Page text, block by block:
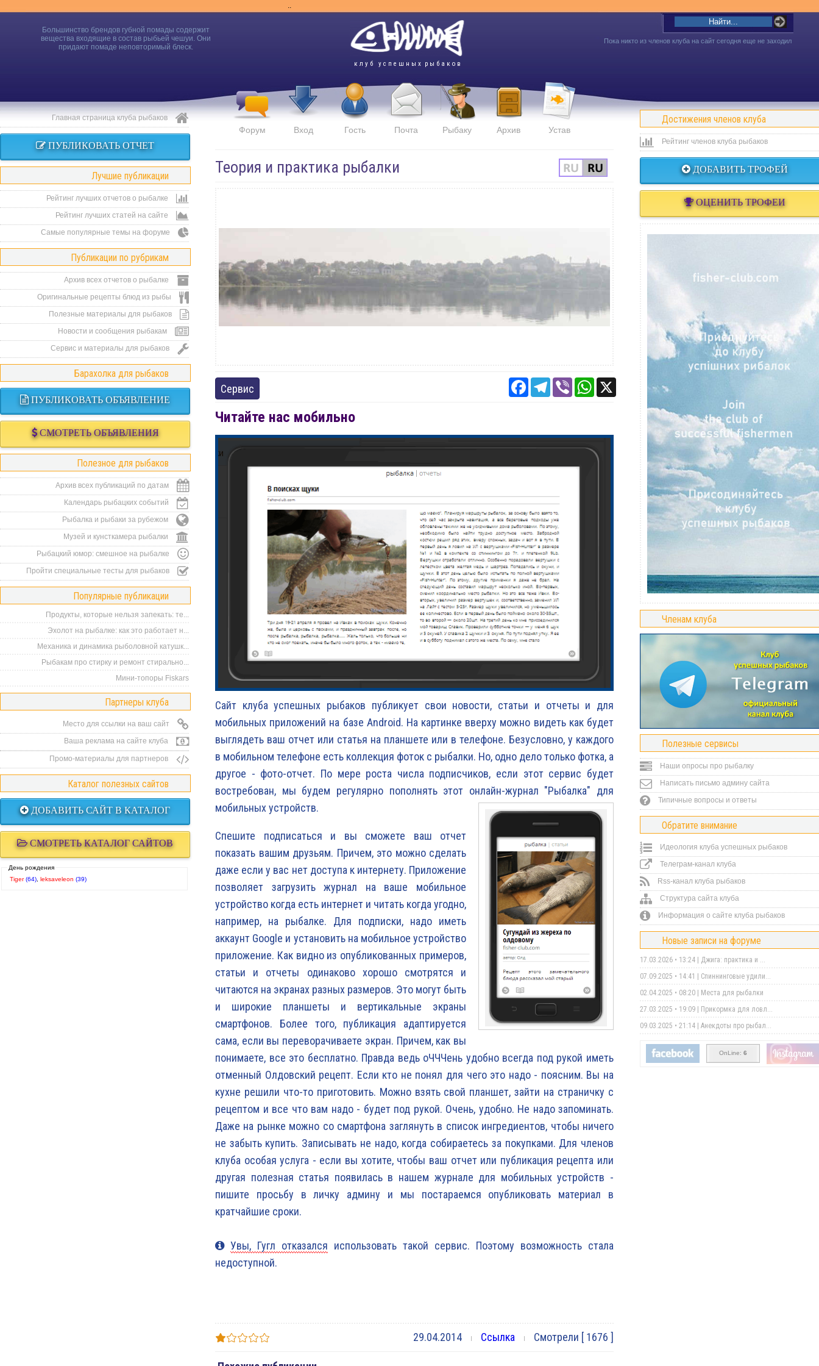
..
Большинство брендов губной помады содержит
вещества входящие в состав рыбьей чешуи. Они
придают помаде неповторимый блеск.
к л у б у с п е ш н ы х р ы б а к о в
Форум Вход Гость Почта Рыбаку Архив Устав
Пока никто из членов клуба на сайт сегодня еще не заходил
Главная страница клуба рыбаков
ПУБЛИКОВАТЬ ОТЧЕТ
Лучшие публикации
Рейтинг лучших отчетов о рыбалке
Рейтинг лучших статей на сайте
Самые популярные темы на форуме
Публикации по рубрикам
Архив всех отчетов о рыбалке
Оригинальные рецепты блюд из рыбы
Полезные материалы для рыбаков
Новости и сообщения рыбакам
Сервис и материалы для рыбаков
Барахолка для рыбаков
ПУБЛИКОВАТЬ ОБЪЯВЛЕНИЕ
СМОТРЕТЬ ОБЪЯВЛЕНИЯ
Полезное для рыбаков
Архив всех публикаций по датам
Календарь рыбацких событий
Рыбалка и рыбаки за рубежом
Музей и кунсткамера рыбалки
Рыбацкий юмор: смешное на рыбалке
Пройти специальные тесты для рыбаков
Популярные публикации
Продукты, которые нельзя запекать: те...
Эхолот на рыбалке: как это работает н...
Механика и динамика рыболовной катушк...
Рыбакам про стирку и ремонт стирально...
Мини-топоры Fiskars
Партнеры клуба
Место для ссылки на ваш сайт
Ваша реклама на сайте клуба
Промо-материалы для партнеров
Каталог полезных сайтов
ДОБАВИТЬ САЙТ В КАТАЛОГ
СМОТРЕТЬ КАТАЛОГ САЙТОВ
День рождения
Tiger (64) leksaveleon (39)
Теория и практика рыбалки
Сервис
FacebookTelegram
ViberWhatsApp
Читайте нас мобильно
Сайт клуба успешных рыбаков публикует свои новости, статьи и отчеты и для
мобильных приложений на базе Android. На картинке вверху можно видеть как будет
выглядеть ваш отчет или статья на планшете или в телефоне. Безусловно, у каждого
в мобильном телефоне есть коллекция фоток с рыбалки. Но, одно дело только фотка, а
другое - фото-отчет. По мере роста числа подписчиков, если этот сервис будет
востребован, мы будем регулярно пополнять этот онлайн-журнал "Рыбалка" для
мобильных устройств.
Спешите подписаться и вы сможете ваш отчет
показать вашим друзьям. Причем, это можно сделать
даже если у вас нет доступа к интернету. Приложение
позволяет загрузить журнал на ваше мобильное
устройство когда есть интернет и читать когда угодно,
например, на рыбалке. Для подписки, надо иметь
аккаунт Google и установить на мобильное устройство
приложение. Как видно из опубликованных примеров,
статьи и отчеты одинаково хорошо смотрятся и
читаются на экранах разных размеров. Это могут быть
и широкие планшеты и вертикальные экраны
смартфонов. Более того, публикация адаптируется
сама, если вы переворачиваете экран. Причем, как вы
понимаете, все это бесплатно. Правда ведь оЧЧЧень удобно всегда под рукой иметь
отменный Олдовский рецепт. Если кто не понял для чего это надо - поясним. Вы на
кухне решили что-то приготовить. Можно взять свой планшет, зайти на страничку с
рецептом и все что вам надо - будет под рукой. Очень, удобно. Не надо запоминать.
Даже на рынке можно со смартфона заглянуть в список ингредиентов, чтобы ничего
не забыть купить. Записывать не надо, когда собираетесь за покупками. Для членов
клуба особая услуга - если вы хотите, чтобы ваш отчет или публикация рецепта или
другая полезная статья появилась в нашем журнале для мобильных устройств -
пишите просьбу в личку админу и мы постараемся опубликовать материал в
кратчайшие сроки.
Увы, Гугл отказался использовать такой сервис. Поэтому возможность стала
недоступной.
29.04.2014 Ссылка Смотрели [ 1676 ]
Достижения членов клуба
Рейтинг членов клуба рыбаков
ДОБАВИТЬ ТРОФЕЙ
ОЦЕНИТЬ ТРОФЕИ
Членам клуба
Полезные сервисы
Наши опросы про рыбалку
Написать письмо админу сайта
Типичные вопросы и ответы
Обратите внимание
Идеология клуба успешных рыбаков
Телеграм-канал клуба
Rss-канал клуба рыбаков
Структура сайта клуба
Информация о сайте клуба рыбаков
Новые записи на форуме
17.03.2026 • 13:24 | Джига: практика и ...
07.09.2025 • 14:41 | Спиннинговые удили...
02.04.2025 • 08:20 |
Места для рыбалки
27.03.2025 • 19:09 |
Прикормка для ловл...
09.03.2025 • 21:14 | Анекдоты про рыбал...
OnLine: 6